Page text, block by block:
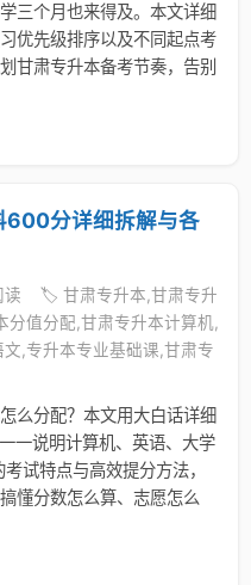
三个月也来得及。本文详细
优先级排序以及不同起点考
甘肃专升本备考节奏，告别
600分详细拆解与各
🏷️ 甘肃专升本,甘肃专升
分值分配,甘肃专升本计算机,
,专升本专业基础课,甘肃专
么分配？本文用大白话详细
一说明计算机、英语、大学
试特点与高效提分方法，
懂分数怎么算、志愿怎么